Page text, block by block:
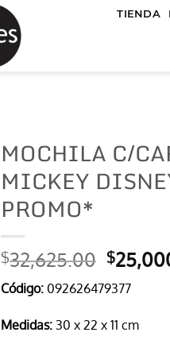
TIENDA
MOCHILA C/
MICKEY
PROMO*
$32,625.00 El
precio
original
era:
$
Código: 092626479377
Medidas: 30 x 22 x 11 cm